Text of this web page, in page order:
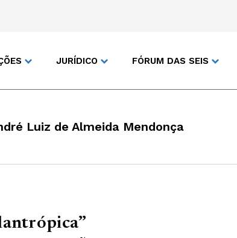
JURÍDICO FÓRUM DAS SEIS
Luiz de Almeida Mendonça